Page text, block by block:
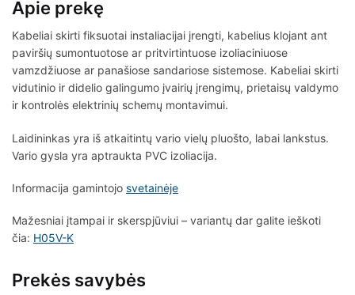
Apie prekę
Kabeliai skirti fiksuotai instaliacijai įrengti, kabelius klojant ant
paviršių sumontuotose ar pritvirtintuose izoliaciniuose
vamzdžiuose ar panašiose sandariose sistemose. Kabeliai skirti
vidutinio ir didelio galingumo įvairių įrengimų, prietaisų valdymo
ir kontrolės elektrinių schemų montavimui.
Laidininkas yra iš atkaitintų vario vielų pluošto, labai lankstus.
Vario gysla yra aptraukta PVC izoliacija.
Informacija gamintojo svetainėje
Mažesniai įtampai ir skerspjūviui – variantų dar galite ieškoti
čia: H05V-K
Prekės savybės